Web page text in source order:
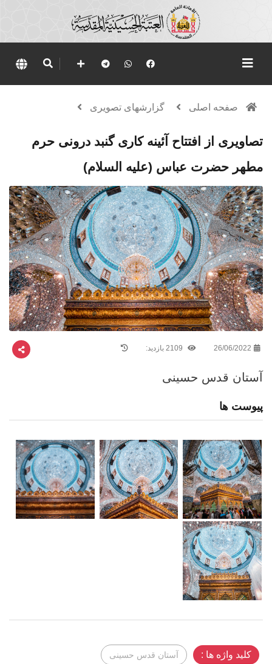
صفحه اصلی گزارشهای تصویری
تصاویری از افتتاح آئینه کاری گنبد درونی حرم
مطهر حضرت عباس (علیه السلام)
26/06/2022
آستان قدس حسینی
پیوست ها
کلید واژه ها : آستان قدس حسینی